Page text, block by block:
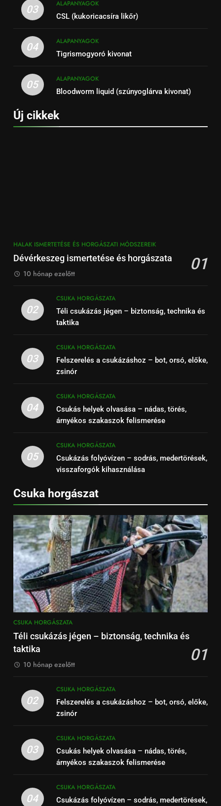
03
ALAPANYAGOK
CSL (kukoricacsíra likőr)
04
ALAPANYAGOK
Tigrismogyoró kivonat
05
ALAPANYAGOK
Bloodworm liquid (szúnyoglárva kivonat)
Új cikkek
HALAK ISMERTETÉSE ÉS HORGÁSZATI MÓDSZEREIK
Dévérkeszeg ismertetése és horgászata 01
10 hónap ezelőtt
02
CSUKA HORGÁSZATA
Téli csukázás jégen – biztonság, technika és
taktika
03
CSUKA HORGÁSZATA
Felszerelés a csukázáshoz – bot, orsó, előke,
zsinór
04
CSUKA HORGÁSZATA
Csukás helyek olvasása – nádas, törés,
árnyékos szakaszok felismerése
05
CSUKA HORGÁSZATA
Csukázás folyóvízen – sodrás, medertörések,
visszaforgók kihasználása
Csuka horgászat
CSUKA HORGÁSZATA
Téli csukázás jégen – biztonság, technika és
taktika
01
10 hónap ezelőtt
02
CSUKA HORGÁSZATA
Felszerelés a csukázáshoz – bot, orsó, előke,
zsinór
03
CSUKA HORGÁSZATA
Csukás helyek olvasása – nádas, törés,
árnyékos szakaszok felismerése
04
CSUKA HORGÁSZATA
Csukázás folyóvízen – sodrás, medertörések,